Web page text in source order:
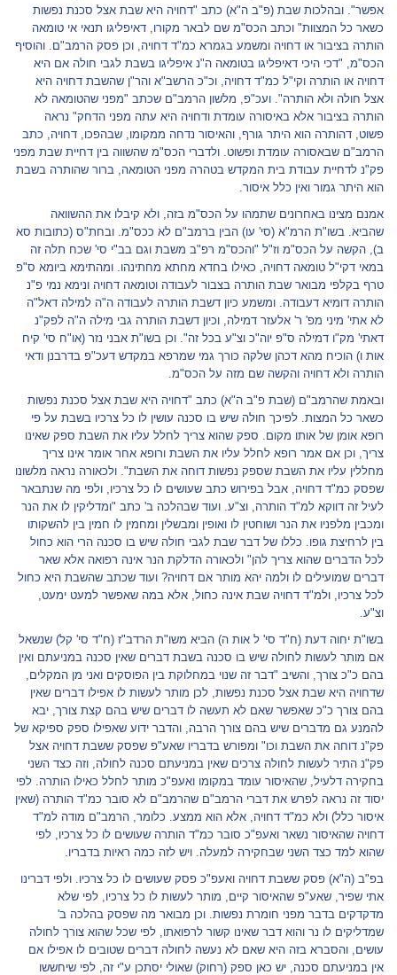
אפשר". ובהלכות שבת (פ"ב ה"א) כתב "דחויה היא שבת אצל סכנת נפשות
כשאר כל המצוות" וכתב הכס"מ שם לבאר מקורו, דאיפליגו תנאי אי טומאה
הותרה בציבור או דחויה ומשמע בגמרא כמ"ד דחויה, וכן פסק הרמב"ם. והוסיף
הכס"מ, "דכי היכי דאיפליגו בטומאה ה"נ איפליגו בשבת לגבי חולה אם היא
דחויה או הותרה וקי"ל כמ"ד דחויה, וכ"כ הרשב"א והר"ן שהשבת דחויה היא
אצל חולה ולא הותרה". ועכ"פ, מלשון הרמב"ם שכתב "מפני שהטומאה לא
הותרה בציבור אלא באיסורה עומדת ודחויה היא עתה מפני הדחק" נראה
פשוט, דהותרה הוא היתר גורף, והאיסור נדחה ממקומו, שבהפכו, דחויה, כתב
הרמב"ם שבאסורה עומדת ופשוט. ולדברי הכס"מ שהשווה בין דחיית שבת מפני
פק"נ לדחיית עבודת בית המקדש בטהרה מפני הטומאה, ברור שהותרה בשבת
הוא היתר גמור ואין כלל איסור.
אמנם מצינו באחרונים שתמהו על הכס"מ בזה, ולא קיבלו את ההשוואה
שהביא. בשו"ת הרמ"א (סי' עו) הבין ברמב"ם לא ככס"מ. ובחת"ס (כתובות סא
ב), הקשה על הכס"מ וז"ל "והכס"מ רפ"ב משבת וגם בב"י סי' שכח תלה זה
במאי דקי"ל טומאה דחויה, כאילו בחדא מחתא מחתינהו. ומהתימא ביומא ס"פ
טרף בקלפי מבואר שבת הותרה בצבור לעבודה וטומאה דחויה ונימא נמי פ"נ
הותרה דומיא דעבודה. ומשמע כיון דשבת הותרה לעבודה ה"ה למילה דאל"ה
לא אתי' מיני מפ' ר' אלעזר דמילה, וכיון דשבת הותרה גבי מילה ה"ה לפק"נ
דאתי' מק"ו דמילה ס"פ יוה"כ וצ"ע בכל זה". וכן בשו"ת אבני נזר (או"ח סי' קיח
אות ו) הוכיח מהא דכהן שלקה כורך גמי שמרפא במקדש דעכ"פ בדרבנן ודאי
הותרה ולא דחויה והקשה שם מזה על הכס"מ.
ובאמת שהרמב"ם (שבת פ"ב ה"א) כתב "דחויה היא שבת אצל סכנת נפשות
כשאר כל המצות. לפיכך חולה שיש בו סכנה עושין לו כל צרכיו בשבת על פי
רופא אומן של אותו מקום. ספק שהוא צריך לחלל עליו את השבת ספק שאינו
צריך, וכן אם אמר רופא לחלל עליו את השבת ורופא אחר אומר אינו צריך
מחללין עליו את השבת שספק נפשות דוחה את השבת". ולכאורה נראה מלשונו
שפסק כמ"ד דחויה, אבל בפירוש כתב שעושים לו כל צרכיו, ולפי מה שנתבאר
לעיל זה דווקא למ"ד הותרה, וצ"ע. ועוד שבהלכה ב' כתב "ומדליקין לו את הנר
ומכבין מלפניו את הנר ושוחטין לו ואופין ומבשלין ומחמין לו חמין בין להשקותו
בין לרחיצת גופו. כללו של דבר שבת לגבי חולה שיש בו סכנה הרי הוא כחול
לכל הדברים שהוא צריך להן" ולכאורה הדלקת הנר אינה רפואה אלא שאר
דברים שמועילים לו ולמה יהא מותר אם דחויה? ועוד שכתב שהשבת היא כחול
לכל צרכיו, ולמ"ד דחויה שבת אינה כחול, אלא במה שאפשר למעט ימעט,
וצ"ע.
בשו"ת יחוה דעת (ח"ד סי' ל אות ה) הביא משו"ת הרדב"ז (ח"ד סי' קל) שנשאל
אם מותר לעשות לחולה שיש בו סכנה בשבת דברים שאין סכנה במניעתם ואין
בהם כ"כ צורך, והשיב "דבר זה שנוי במחלוקת בין הפוסקים ואני מן המקלים,
שדחויה היא שבת אצל סכנת נפשות, לכן מותר לעשות לו אפילו דברים שאין
בהם צורך כ"כ שאפשר שאם לא תעשה לו דברים שיש בהם קצת צורך, יבא
להמנע גם מדברים שיש בהם צורך הרבה, והדבר ידוע שאפילו ספק ספיקא של
פק"נ דוחה את השבת וכו" ומפורש בדבריו שאע"פ שפסק ששבת דחויה אצל
פק"נ התיר לעשות לחולה צרכים שאין במניעתם סכנה לחולה, וזה כצד השני
בחקירה דלעיל, שהאיסור עומד במקומו ואעפ"כ מותר לחלל כאילו הותרה. לפי
יסוד זה נראה לפרש את דברי הרמב"ם שהרמב"ם לא סובר כמ"ד הותרה (שאין
איסור כלל) ולא כמ"ד דחויה, אלא הוא ממצע. כלומר, הרמב"ם מודה למ"ד
דחויה שהאיסור נשאר ואעפ"כ סובר כמ"ד הותרה שעושים לו כל צרכיו, לפי
שהוא למד כצד השני שבחקירה למעלה. ויש לזה כמה ראיות בדבריו.
בפ"ב (ה"א) פסק ששבת דחויה ואעפ"כ פסק שעושים לו כל צרכיו. ולפי דברינו
אתי שפיר, שאע"פ שהאיסור קיים, מותר לעשות לו כל צרכיו, לפי שלא
מדקדקים בדבר מפני חומרת נפשות. וכן מבואר מה שפסק בהלכה ב'
שמדליקים לו נר והוא דבר שאינו קשור לרפואתו, לפי שכל שהוא צורך לחולה
עושים, והסברא בזה היא שאם לא נעשה לחולה דברים שטובים לו אפילו אם
אין במניעתם סכנה, יש כאן ספק (רחוק) שאולי יסתכן ע"י זה, לפי שיחששו